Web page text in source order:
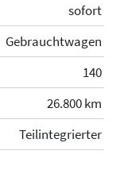
sofort
Gebrauchtwagen
140
26.800 km
Teilintegrierter